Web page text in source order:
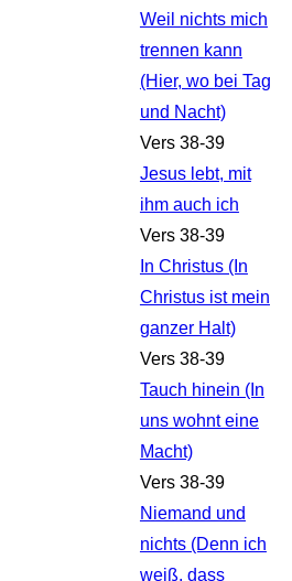
Weil nichts mich
trennen kann
(Hier, wo bei Tag
und Nacht)
Vers 38-39
Jesus lebt, mit
ihm auch ich
Vers 38-39
In Christus (In
Christus ist mein
ganzer Halt)
Vers 38-39
Tauch hinein (In
uns wohnt eine
Macht)
Vers 38-39
Niemand und
nichts (Denn ich
weiß, dass